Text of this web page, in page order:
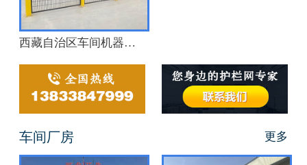
西藏自治区车间机器人护栏
车间厂房 更多